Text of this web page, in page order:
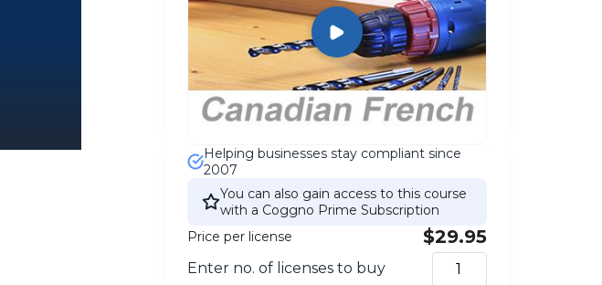
Helping businesses stay compliant since
2007
You can also gain access to this course
with a Coggno Prime Subscription
Price per license
$29.95
Enter no. of licenses to buy